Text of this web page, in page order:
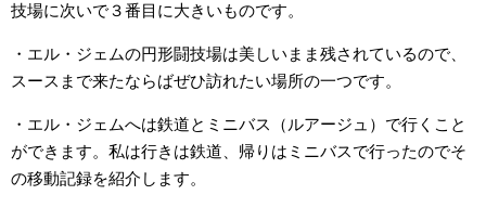
技場に次いで３番目に大きいものです。
・エル・ジェムの円形闘技場は美しいまま残されているので、
スースまで来たならばぜひ訪れたい場所の一つです。
・エル・ジェムへは鉄道とミニバス（ルアージュ）で行くこと
ができます。私は行きは鉄道、帰りはミニバスで行ったのでそ
の移動記録を紹介します。